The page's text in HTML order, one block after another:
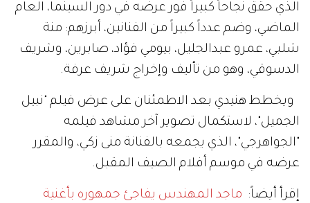
الذي حقق نجاحاً كبيراً فور عرضه في دور السينما، العام
الماضي، وضم عدداً كبيراً من الفنانين، أبرزهم: منة
شلبي، عمرو عبدالجليل، بيومي فؤاد، صابرين، وشريف
الدسوقي، وهو من تأليف وإخراج شريف عرفة.
ويخطط هنيدي بعد الاطمئنان على عرض فيلم "نبيل
الجميل"، لاستكمال تصوير آخر مشاهد فيلمه
"الجواهرجي"، الذي يجمعه بالفنانة منى زكي، والمقرر
عرضه في موسم أفلام الصيف المقبل.
إقرأ أيضاً: ماجد المهندس يفاجئ جمهوره بأغنية